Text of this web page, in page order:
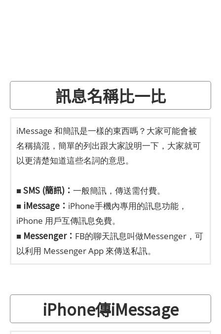
訊息名稱比一比
iMessage 和簡訊是一樣的東西嗎？大家可能會被
名稱搞混，簡單的列出跟大家說明一下，大家就可
以更清楚知道這些名詞的意思。
■SMS (簡訊)： 一般簡訊，傳送需付費。
■ iMessage： iPhone手機內專用的訊息功能，
iPhone 用戶互傳訊息免費。
■ Messenger： FB的聊天訊息叫做Messenger，可
以利用 Messenger App 來傳送私訊。
iPhone傳iMessage